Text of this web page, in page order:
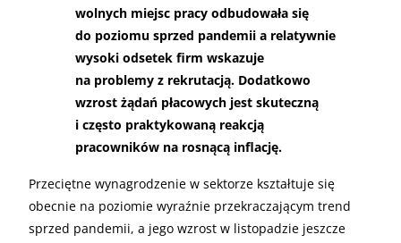
wolnych miejsc pracy odbudowała się
do poziomu sprzed pandemii a relatywnie
wysoki odsetek firm wskazuje
na problemy z rekrutacją. Dodatkowo
wzrost żądań płacowych jest skuteczną
i często praktykowaną reakcją
pracowników na rosnącą inflację.
Przeciętne wynagrodzenie w sektorze kształtuje się
obecnie na poziomie wyraźnie przekraczającym trend
sprzed pandemii, a jego wzrost w listopadzie jeszcze